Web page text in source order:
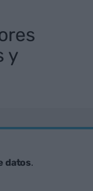
y
datos.